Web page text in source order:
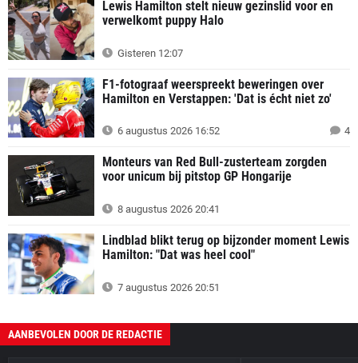
Lewis Hamilton stelt nieuw gezinslid voor en
verwelkomt puppy Halo
Gisteren 12:07
F1-fotograaf weerspreekt beweringen over
Hamilton en Verstappen: 'Dat is écht niet zo'
6 augustus 2026 16:52 4
Monteurs van Red Bull-zusterteam zorgden
voor unicum bij pitstop GP Hongarije
8 augustus 2026 20:41
Lindblad blikt terug op bijzonder moment Lewis
Hamilton: "Dat was heel cool"
7 augustus 2026 20:51
AANBEVOLEN DOOR DE REDACTIE